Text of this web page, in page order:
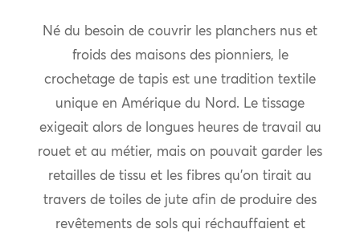
Né du besoin de couvrir les planchers nus et
froids des maisons des pionniers, le
crochetage de tapis est une tradition textile
unique en Amérique du Nord. Le tissage
exigeait alors de longues heures de travail au
rouet et au métier, mais on pouvait garder les
retailles de tissu et les fibres qu’on tirait au
travers de toiles de jute afin de produire des
revêtements de sols qui réchauffaient et